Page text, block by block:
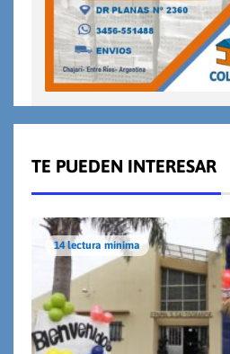
TE PUEDEN INTERESAR
14 lectura mínima